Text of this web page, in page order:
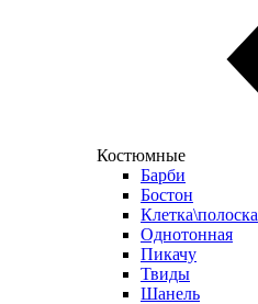
Костюмные
Барби
Бостон
Клетка\полоска
Однотонная
Пикачу
Твиды
Шанель